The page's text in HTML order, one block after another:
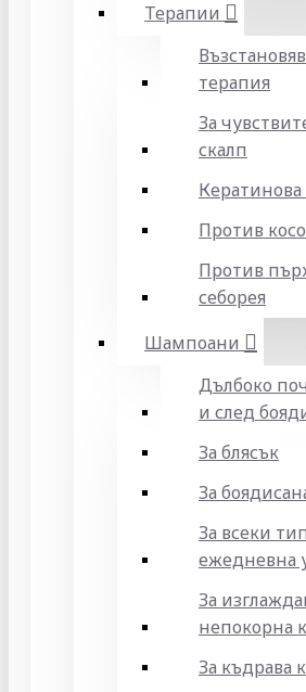
Терапии
терапия
За
скалп
Против
Против
себорея
Шампоани
Дълбоко
и след
За блясък
За
За всеки
ежедневна
За
непокорна
За къдрава